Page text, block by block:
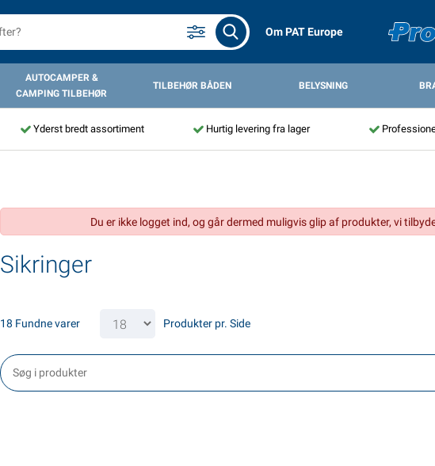
Om PAT Europe
AUTOCAMPER &
CAMPING TILBEHØR
TILBEHØR BÅDEN BELYSNING
Yderst bredt assortiment Hurtig levering fra lager
Du er ikke logget ind, og går dermed muligvis glip af produkter, vi
Sikringer
18 Fundne varer Produkter pr. Side